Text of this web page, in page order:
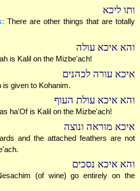
ותו ליכא
There are other things that are totally
והא איכא עולה
is Kalil on the Mizbe'ach!
איכא עורה לכהנים
is given to Kohanim.
והא איכא עולת העוף
ha'Of is Kalil on the Mizbe'ach!
איכא מוראה ונוצה
and the attached feathers are not
והא איכא נסכים
(of wine) go entirely on the